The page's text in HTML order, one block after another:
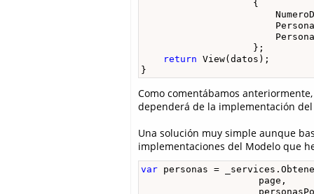
{
Personas =
};
return View(datos);
}
Como comentábamos
dependerá de la implementación
Una solución muy simple aunque
implementaciones del Modelo que
var personas =
                     page,